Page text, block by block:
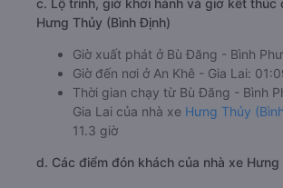
giá cao bởi chất lượng dịch vụ tốt. Đội
vấn nhiệt tình, sẵn sàng giải đáp mọi
khách. Trên xe được trang bị đầy đủ
như điều hòa, nước uống, wifi tốc độ
Giúp hành trình di chuyển của bạn trở
thú vị hơn.
b. Hình ảnh xe Hưng Thủy (Bình Định)